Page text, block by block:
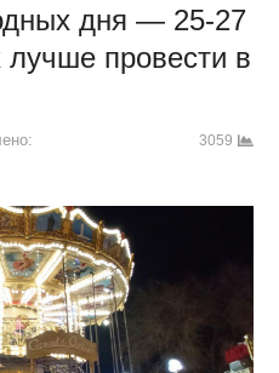
дня — 25-27
провести в
3059